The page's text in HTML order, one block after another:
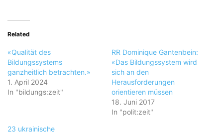
Related
«Qualität des
Bildungssystems
ganzheitlich betrachten.»
1. April 2024
In "bildungs:zeit"
RR Dominique Gantenbein:
«Das Bildungssystem wird
sich an den
Herausforderungen
orientieren müssen
18. Juni 2017
In "polit:zeit"
23 ukrainische